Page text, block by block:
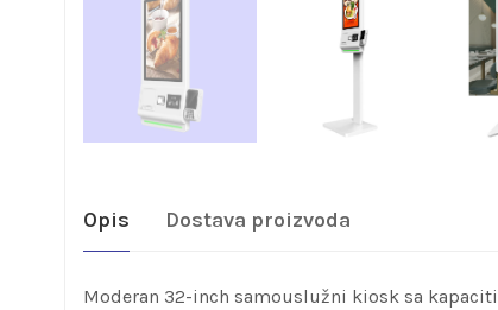
Opis Dostava proizvoda
Moderan 32-inch samouslužni kiosk sa